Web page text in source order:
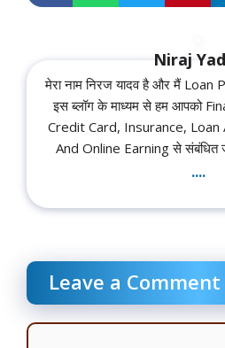
Niraj
मेरा नाम निरज यादव है और मैं
इस ब्लॉग के माध्यम से हम आपको
Credit Card, Insurance, Loan
And Online Earning से संबंधित
....
Leave a Comment
Comment